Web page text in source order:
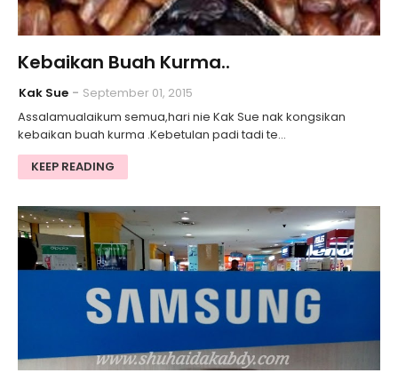
Kebaikan Buah Kurma..
Kak Sue
September 01, 2015
Assalamualaikum semua,hari nie Kak Sue nak kongsikan
kebaikan buah kurma .Kebetulan padi tadi te…
KEEP READING